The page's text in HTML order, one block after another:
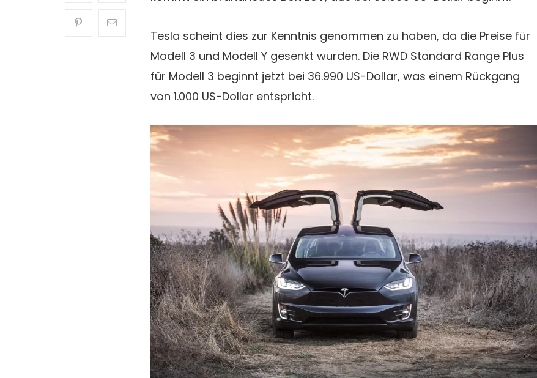
Tesla scheint dies zur Kenntnis genommen zu haben, da die Preise für
Modell 3 und Modell Y gesenkt wurden. Die RWD Standard Range Plus
für Modell 3 beginnt jetzt bei 36.990 US-Dollar, was einem Rückgang
von 1.000 US-Dollar entspricht.